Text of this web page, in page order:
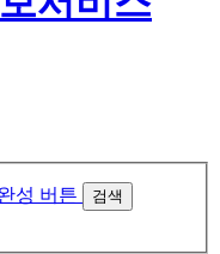
검색